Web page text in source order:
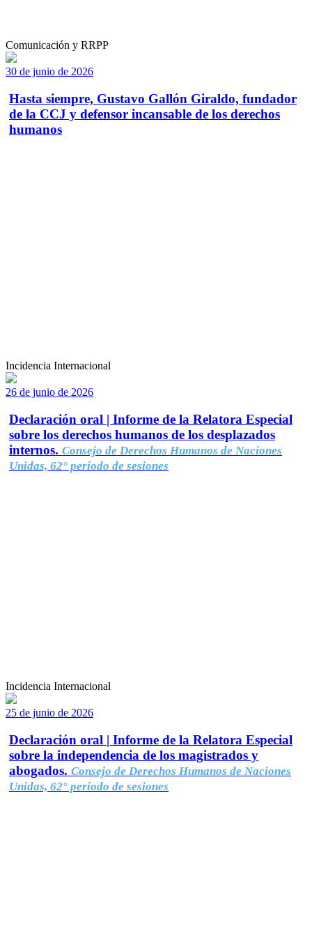
Comunicación y RRPP
30 de junio de 2026
Hasta siempre, Gustavo Gallón Giraldo, fundador
de la CCJ y defensor incansable de los derechos
humanos
Incidencia Internacional
26 de junio de 2026
Declaración oral | Informe de la Relatora Especial
sobre los derechos humanos de los desplazados
internos. Consejo de Derechos Humanos de Naciones
Unidas, 62° período de sesiones
Incidencia Internacional
25 de junio de 2026
Declaración oral | Informe de la Relatora Especial
sobre la independencia de los magistrados y
abogados. Consejo de Derechos Humanos de Naciones
Unidas, 62° período de sesiones